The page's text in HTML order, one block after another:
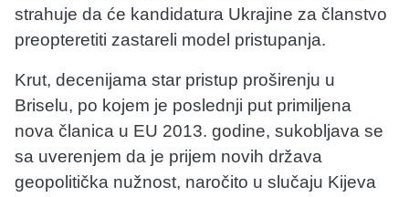
strahuje da će kandidatura Ukrajine za članstvo
preopteretiti zastareli model pristupanja.
Krut, decenijama star pristup proširenju u
Briselu, po kojem je poslednji put primiljena
nova članica u EU 2013. godine, sukobljava se
sa uverenjem da je prijem novih država
geopolitička nužnost, naročito u slučaju Kijeva